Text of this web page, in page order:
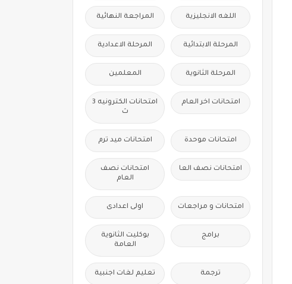
اللغه الانجليزية المراجعة النهائية
المرحلة الابتدائية المرحلة الاعدادية
المرحلة الثانوية المعلمين
امتحانات اخر العام
امتحانات الكترونيه 3
ث
امتحانات موحدة امتحانات ميد ترم
امتحانات نصف العا
امتحانات نصف
العام
امتحانات و مراجعات اولى اعدادى
برامج
بوكليت الثانوية
العامة
ترجمة تعليم لغات اجنبية